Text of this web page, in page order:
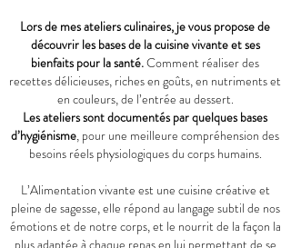
Lors de mes ateliers culinaires, je vous propose de
découvrir les bases de la cuisine vivante et ses
bienfaits pour la santé.Comment réaliser des
recettes délicieuses, riches en goûts, en nutriments et
en couleurs, de l’entrée au dessert.
Les ateliers sont documentés par quelques bases
d’hygiénisme, pour une meilleure compréhension des
besoins réels physiologiques du corps humains.
L’Alimentation vivante est une cuisine créative et
pleine de sagesse, elle répond au langage subtil de nos
émotions et de notre corps, et le nourrit de la façon la
plus adaptée à chaque repas en lui permettant de se